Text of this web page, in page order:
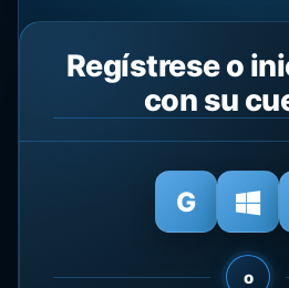
Regístrese o
con su
o